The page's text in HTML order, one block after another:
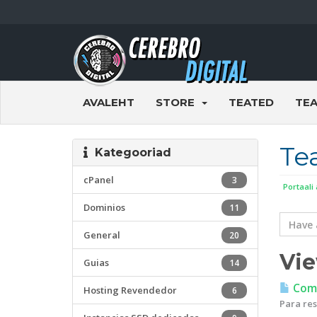
AVALEHT STORE TEATED
Portaali
Kategooriad
3
cPanel
11
Dominios
20
General
14
Guias
6
Hosting Revendedor
Para